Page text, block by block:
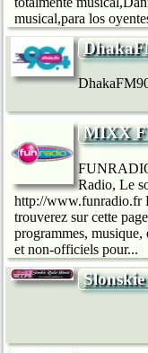
musical,para los
MIXX
Radio, Le
http://www.funradio.fr
trouverez sur cette
programmes,
et non-officiels pour...